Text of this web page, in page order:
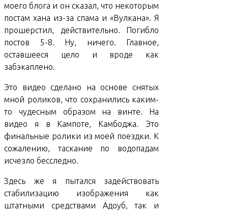
моего блога и он сказал, что некоторым
постам хана из-за спама и «Вулкана». Я
прошерстил, действительно. Погибло
постов 5-8. Ну, ничего. Главное,
оставшееся цело и вроде как
забэкаплено.
Это видео сделано на основе снятых
мной роликов, что сохранились каким-
то чудесным образом на винте. На
видео я в Кампоте, Камбоджа. Это
финальные ролики из моей поездки. К
сожалению, таскание по водопадам
исчезло бесследно.
Здесь же я пытался задействовать
стабилизацию изображения как
штатными средствами Адоуб, так и